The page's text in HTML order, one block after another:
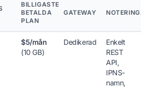
BILLIGASTE
BETALDA
PLAN
GATEWAY NOTERINGAR
$5/mån
(10 GB)
Dedikerad
Enkelt
REST
API,
IPNS-
namn,